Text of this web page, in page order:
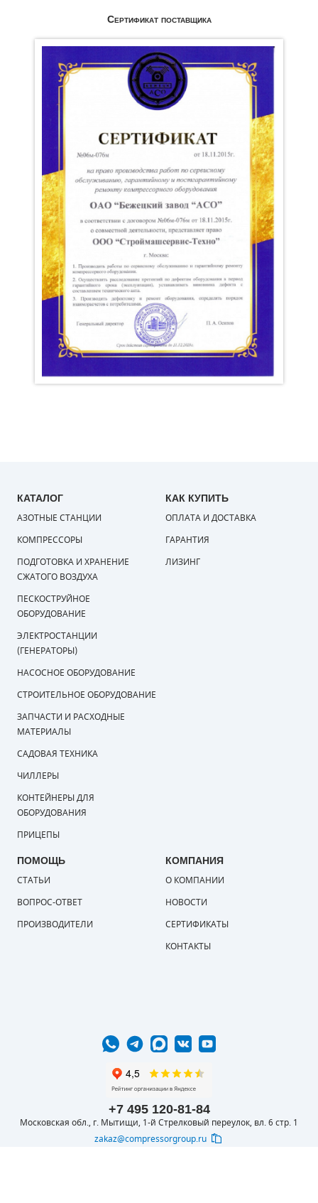
Сертификат поставщика
+7 495 120-81-84
Московская обл., г. Мытищи, 1-й Стрелковый переулок, вл. 6 стр. 1
zakaz@compressorgroup.ru
КАТАЛОГ
АЗОТНЫЕ СТАНЦИИ
КОМПРЕССОРЫ
ПОДГОТОВКА И ХРАНЕНИЕ
СЖАТОГО ВОЗДУХА
ПЕСКОСТРУЙНОЕ
ОБОРУДОВАНИЕ
ЭЛЕКТРОСТАНЦИИ
(ГЕНЕРАТОРЫ)
НАСОСНОЕ ОБОРУДОВАНИЕ
СТРОИТЕЛЬНОЕ ОБОРУДОВАНИЕ
ЗАПЧАСТИ И РАСХОДНЫЕ
МАТЕРИАЛЫ
САДОВАЯ ТЕХНИКА
ЧИЛЛЕРЫ
КОНТЕЙНЕРЫ ДЛЯ
ОБОРУДОВАНИЯ
ПРИЦЕПЫ
КАК КУПИТЬ
ОПЛАТА И ДОСТАВКА
ГАРАНТИЯ
ЛИЗИНГ
ПОМОЩЬ
СТАТЬИ
ВОПРОС-ОТВЕТ
ПРОИЗВОДИТЕЛИ
КОМПАНИЯ
О КОМПАНИИ
НОВОСТИ
СЕРТИФИКАТЫ
КОНТАКТЫ